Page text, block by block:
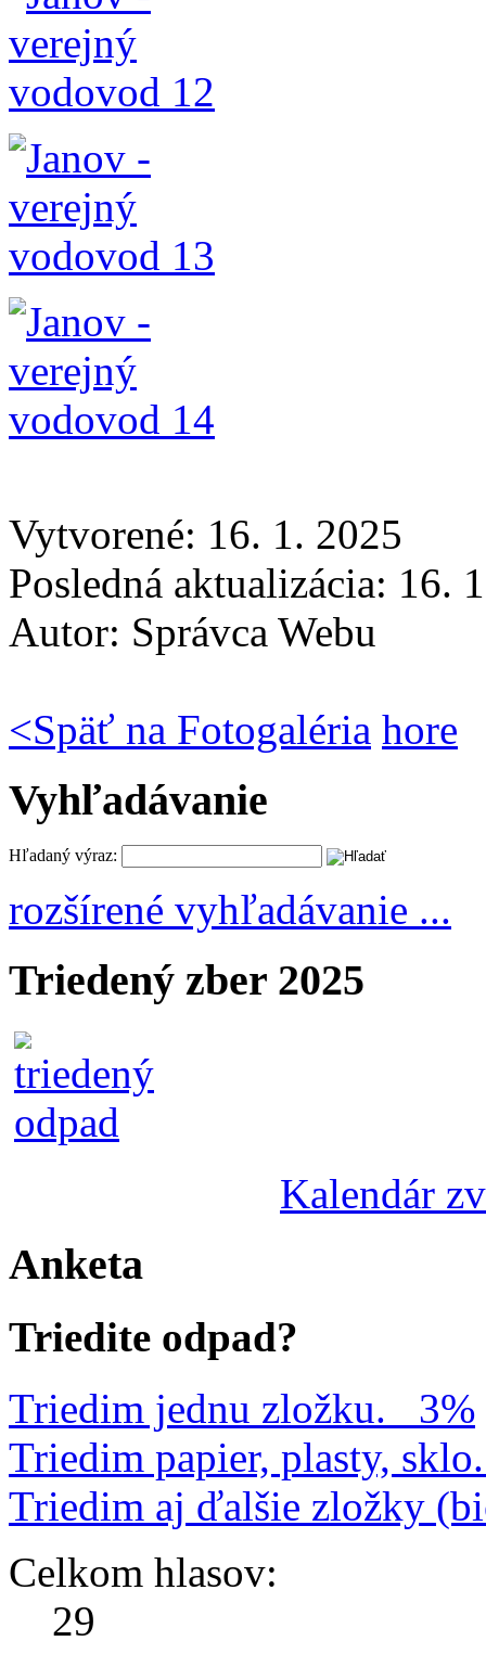
Vytvorené: 16. 1. 2025
Posledná aktualizácia: 16.
Autor: Správca Webu
<Späť na Fotogaléria hore
Vyhľadávanie
Hľadaný výraz:
rozšírené vyhľadávanie ...
Triedený zber 2025
Kalendár
Anketa
Triedite odpad?
Triedim jednu zložku.
3%
Triedim papier, plasty, sklo.
Triedim aj ďalšie zložky
Celkom hlasov:
29